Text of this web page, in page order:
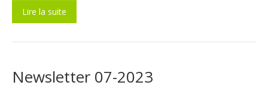
Lire la suite
Newsletter 07-2023